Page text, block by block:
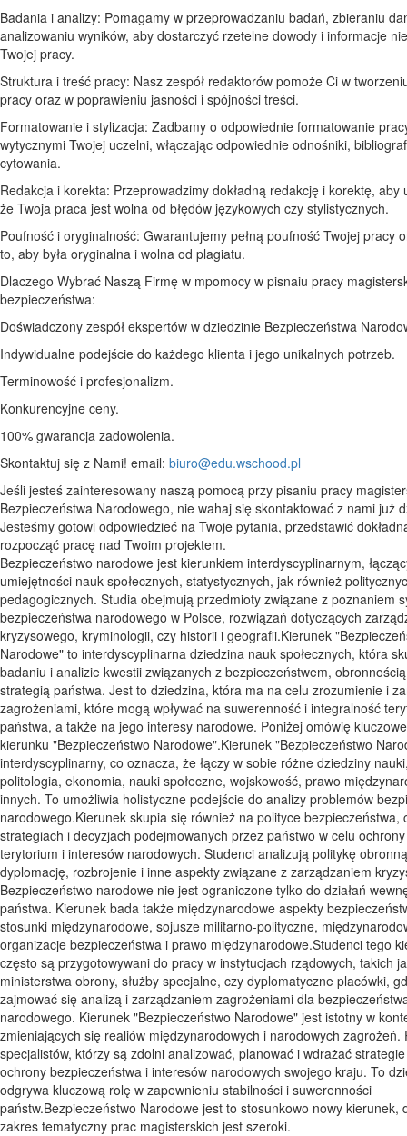
Badania i analizy: Pomagamy w przeprowadzaniu badań, zbieraniu
analizowaniu wyników, aby dostarczyć rzetelne dowody i informacje
Twojej pracy.
Struktura i treść pracy: Nasz zespół redaktorów pomoże Ci w
pracy oraz w poprawieniu jasności i spójności treści.
Formatowanie i stylizacja: Zadbamy o odpowiednie formatowanie
wytycznymi Twojej uczelni, włączając odpowiednie odnośniki,
cytowania.
Redakcja i korekta: Przeprowadzimy dokładną redakcję i korektę, aby
że Twoja praca jest wolna od błędów językowych czy stylistycznych.
Poufność i oryginalność: Gwarantujemy pełną poufność Twojej pracy
to, aby była oryginalna i wolna od plagiatu.
Dlaczego Wybrać Naszą Firmę w mpomocy w pisnaiu pracy
bezpieczeństwa:
Doświadczony zespół ekspertów w dziedzinie Bezpieczeństwa
Indywidualne podejście do każdego klienta i jego unikalnych potrzeb.
Terminowość i profesjonalizm.
Konkurencyjne ceny.
100% gwarancja zadowolenia.
Skontaktuj się z Nami! email: biuro@edu.wschood.pl
Jeśli jesteś zainteresowany naszą pomocą przy pisaniu pracy
Bezpieczeństwa Narodowego, nie wahaj się skontaktować z nami już
Jesteśmy gotowi odpowiedzieć na Twoje pytania, przedstawić
rozpocząć pracę nad Twoim projektem.
Bezpieczeństwo narodowe jest kierunkiem interdyscyplinarnym,
umiejętności nauk społecznych, statystycznych, jak również
pedagogicznych. Studia obejmują przedmioty związane z poznaniem
bezpieczeństwa narodowego w Polsce, rozwiązań dotyczących
kryzysowego, kryminologii, czy historii i geografii.Kierunek
Narodowe" to interdyscyplinarna dziedzina nauk społecznych, która
badaniu i analizie kwestii związanych z bezpieczeństwem,
strategią państwa. Jest to dziedzina, która ma na celu zrozumienie i
zagrożeniami, które mogą wpływać na suwerenność i integralność
państwa, a także na jego interesy narodowe. Poniżej omówię
kierunku "Bezpieczeństwo Narodowe".Kierunek "Bezpieczeństwo
interdyscyplinarny, co oznacza, że łączy w sobie różne dziedziny
politologia, ekonomia, nauki społeczne, wojskowość, prawo
innych. To umożliwia holistyczne podejście do analizy problemów
narodowego.Kierunek skupia się również na polityce bezpieczeństwa,
strategiach i decyzjach podejmowanych przez państwo w celu
terytorium i interesów narodowych. Studenci analizują politykę
dyplomację, rozbrojenie i inne aspekty związane z zarządzaniem
Bezpieczeństwo narodowe nie jest ograniczone tylko do działań
państwa. Kierunek bada także międzynarodowe aspekty
stosunki międzynarodowe, sojusze militarno-polityczne,
organizacje bezpieczeństwa i prawo międzynarodowe.Studenci tego
często są przygotowywani do pracy w instytucjach rządowych, takich
ministerstwa obrony, służby specjalne, czy dyplomatyczne placówki,
zajmować się analizą i zarządzaniem zagrożeniami dla
narodowego. Kierunek "Bezpieczeństwo Narodowe" jest istotny w
zmieniających się realiów międzynarodowych i narodowych zagrożeń.
specjalistów, którzy są zdolni analizować, planować i wdrażać
ochrony bezpieczeństwa i interesów narodowych swojego kraju. To
odgrywa kluczową rolę w zapewnieniu stabilności i suwerenności
państw.Bezpieczeństwo Narodowe jest to stosunkowo nowy kierunek,
zakres tematyczny prac magisterskich jest szeroki.